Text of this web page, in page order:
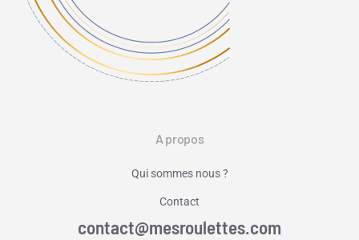
A propos
Qui sommes nous ?
Contact
contact@mesroulettes.com